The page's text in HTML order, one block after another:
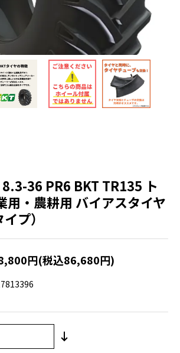
8.3-36 PR6 BKT TR135 ト
用・農耕用 バイアスタイヤ
プ）
円(税込86,680円)